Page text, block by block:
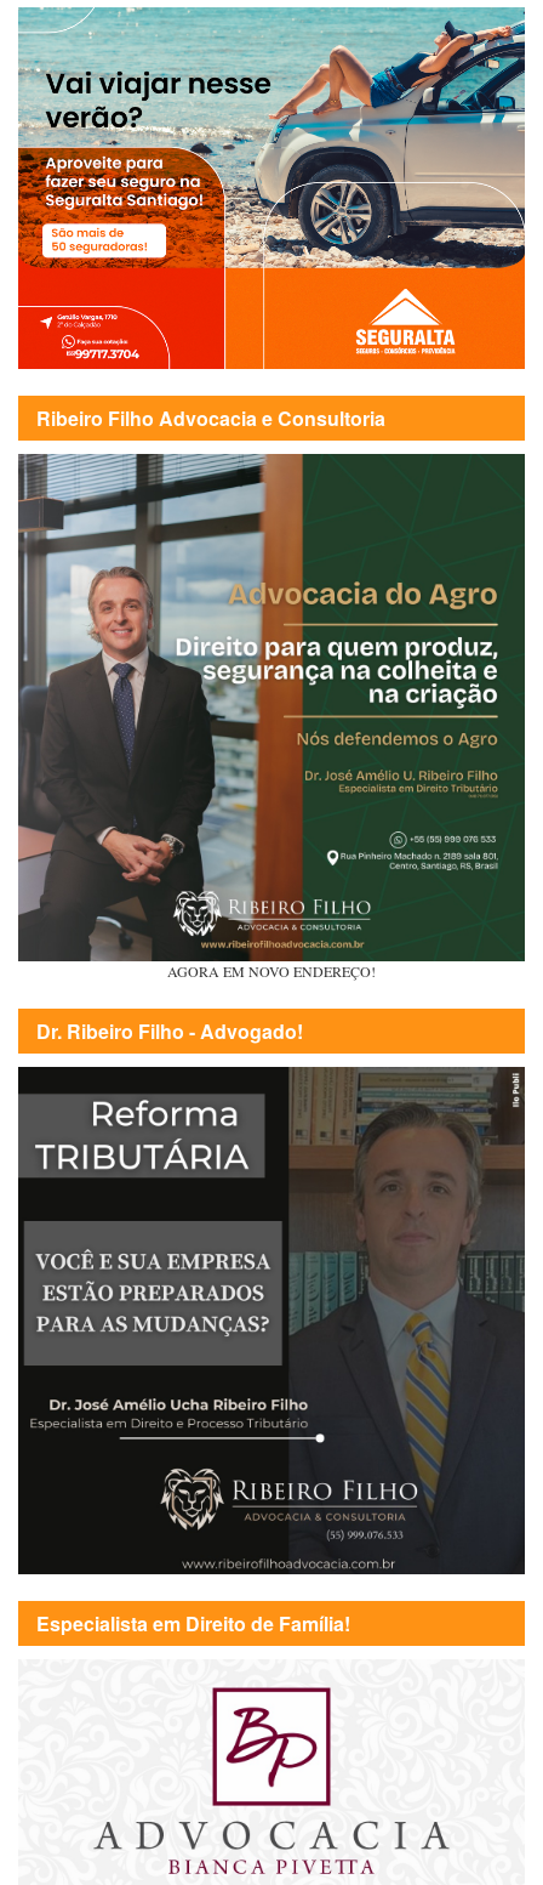
Ribeiro Filho Advocacia e Consultoria
AGORA EM NOVO ENDEREÇO!
Dr. Ribeiro Filho - Advogado!
Especialista em Direito de Família!